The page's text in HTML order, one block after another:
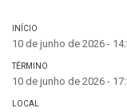
INÍCIO
10 de junho de 2026 -
TÉRMINO
10 de junho de 2026 -
LOCAL